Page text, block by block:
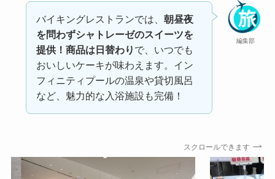
編集部
バイキングレストランでは、朝昼夜
を問わずシャトレーゼのスイーツを
提供！商品は日替わり で、いつでも
おいしいケーキが味わえます。イン
フィニティプールの温泉や貸切風呂
など、魅力的な入浴施設も完備！
スクロールできます